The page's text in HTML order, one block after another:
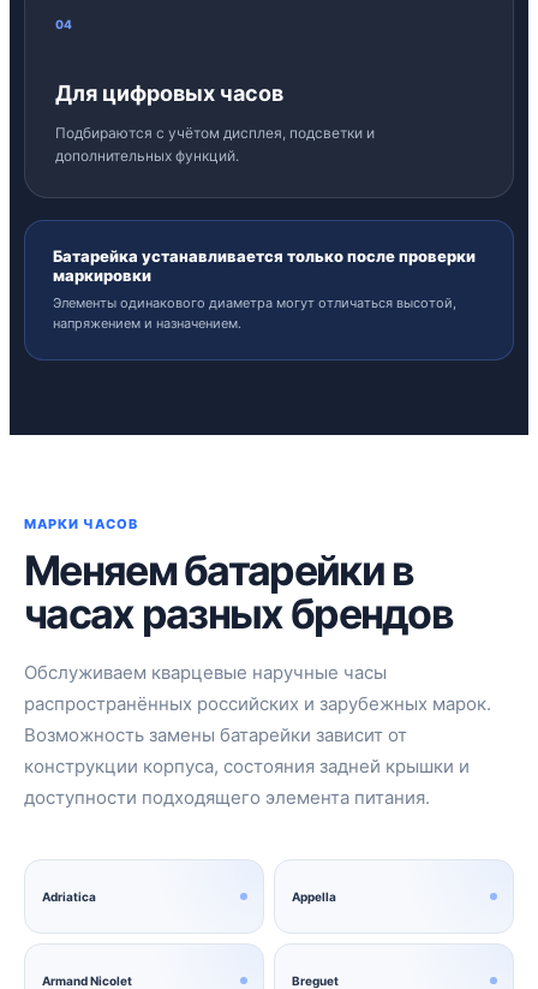
04
Для цифровых часов
Подбираются с учётом дисплея, подсветки и
дополнительных функций.
Батарейка устанавливается только после проверки
маркировки
Элементы одинакового диаметра могут отличаться высотой,
напряжением и назначением.
МАРКИ ЧАСОВ
Меняем батарейки в
часах разных брендов
Обслуживаем кварцевые наручные часы
распространённых российских и зарубежных марок.
Возможность замены батарейки зависит от
конструкции корпуса, состояния задней крышки и
доступности подходящего элемента питания.
Adriatica Appella
Armand Nicolet Breguet